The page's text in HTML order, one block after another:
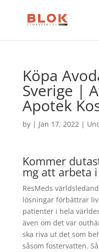
Köpa
Sverige |
Apotek
by | Jan 17, 2022|
Kommer
mg att arbeta
ResMeds
lösningar förbättrar
patienter i hela
även om det var
ska riva ut det som
såsom fostervatten.